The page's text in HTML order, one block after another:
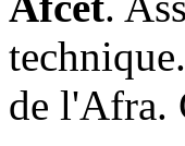
de l'Afra.